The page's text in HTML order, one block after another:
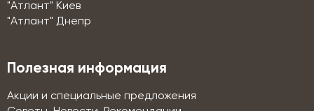
"Атлант" Киев
"Атлант" Днепр
Полезная информация
Акции и специальные предложения